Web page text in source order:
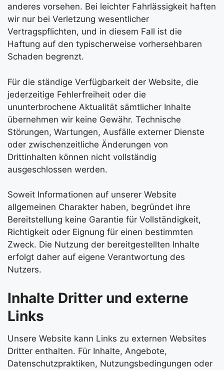
anderes vorsehen. Bei leichter Fahrlässigkeit haften
wir nur bei Verletzung wesentlicher
Vertragspflichten, und in diesem Fall ist die
Haftung auf den typischerweise vorhersehbaren
Schaden begrenzt.
Für die ständige Verfügbarkeit der Website, die
jederzeitige Fehlerfreiheit oder die
ununterbrochene Aktualität sämtlicher Inhalte
übernehmen wir keine Gewähr. Technische
Störungen, Wartungen, Ausfälle externer Dienste
oder zwischenzeitliche Änderungen von
Drittinhalten können nicht vollständig
ausgeschlossen werden.
Soweit Informationen auf unserer Website
allgemeinen Charakter haben, begründet ihre
Bereitstellung keine Garantie für Vollständigkeit,
Richtigkeit oder Eignung für einen bestimmten
Zweck. Die Nutzung der bereitgestellten Inhalte
erfolgt daher auf eigene Verantwortung des
Nutzers.
Inhalte Dritter und externe
Links
Unsere Website kann Links zu externen Websites
Dritter enthalten. Für Inhalte, Angebote,
Datenschutzpraktiken, Nutzungsbedingungen oder